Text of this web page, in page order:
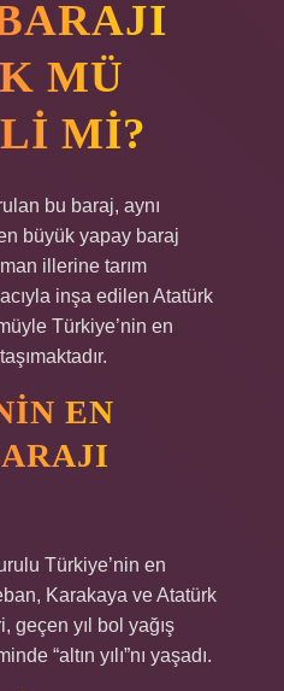
MÜ
MI?
bu baraj, aynı
büyük yapay baraj
illerine tarım
inşa edilen Atatürk
Türkiye’nin en
EN
Türkiye’nin en
Karakaya ve Atatürk
geçen yıl bol yağış
“altın yılı”nı yaşadı.